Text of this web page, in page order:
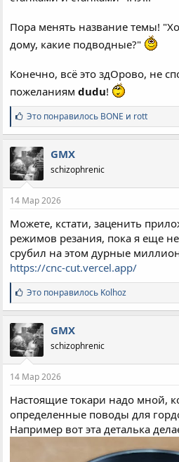
Пора менять название темы!
дому, какие подводные?"
Конечно, всё это здОрово, не
пожеланиямdudu!
С
и
м
п
а
т
и
:
Это понравилось BONE и rott
GMX
schizophrenic
14 Мар 2026
Можете, кстати, заценить
режимов резания, пока я еще
срубил на этом дурные
https://cnc-cut.vercel.app/
С
и
м
п
а
т
и
:
Это понравилось Kolhoz
GMX
schizophrenic
14 Мар 2026
Настоящие токари надо мной,
определенные поводы для
Например вот эта деталька